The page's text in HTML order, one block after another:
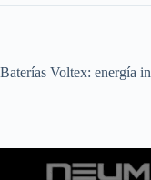
Baterías Voltex: energía